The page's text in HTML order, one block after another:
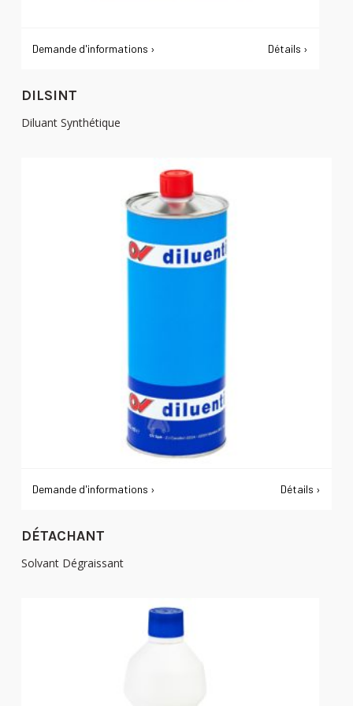
Demande d'informations › Détails ›
DILSINT
Diluant Synthétique
Demande d'informations › Détails ›
DÉTACHANT
Solvant Dégraissant